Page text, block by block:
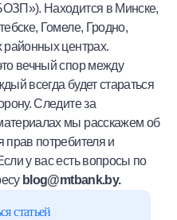
Находится в Минске,
Гомеле, Гродно,
районных центрах.
вечный спор между
всегда будет стараться
Следите за
мы расскажем об
прав потребителя и
у вас есть вопросы по
blog@mtbank.by.
статьей